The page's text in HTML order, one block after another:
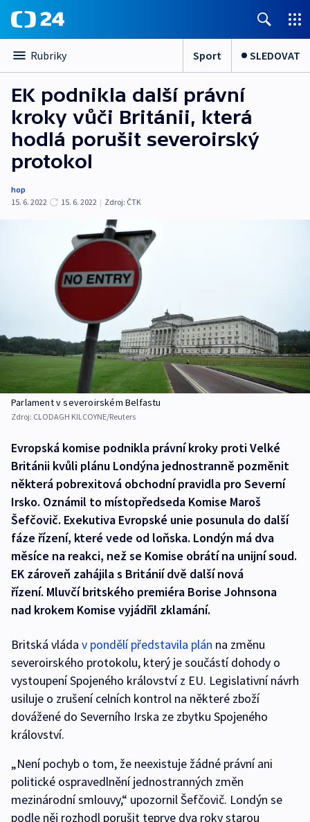
Rubriky Sport SLEDOVAT
EK podnikla další právní
kroky vůči Británii, která
hodlá porušit severoirský
protokol
hop
15. 6. 2022
15. 6. 2022 | Zdroj: ČTK
Parlament v severoirském Belfastu
Zdroj: CLODAGH KILCOYNE/Reuters
Evropská komise podnikla právní kroky proti Velké
Británii kvůli plánu Londýna jednostranně pozměnit
některá pobrexitová obchodní pravidla pro Severní
Irsko. Oznámil to místopředseda Komise Maroš
Šefčovič. Exekutiva Evropské unie posunula do další
fáze řízení, které vede od loňska. Londýn má dva
měsíce na reakci, než se Komise obrátí na unijní soud.
EK zároveň zahájila s Británií dvě další nová
řízení. Mluvčí britského premiéra Borise Johnsona
nad krokem Komise vyjádřil zklamání.
Britská vláda v pondělí představila plán na změnu
severoirského protokolu, který je součástí dohody o
vystoupení Spojeného království z EU. Legislativní návrh
usiluje o zrušení celních kontrol na některé zboží
dovážené do Severního Irska ze zbytku Spojeného
království.
„Není pochyb o tom, že neexistuje žádné právní ani
politické ospravedlnění jednostranných změn
mezinárodní smlouvy,“ upozornil Šefčovič. Londýn se
podle něj rozhodl porušit teprve dva roky starou